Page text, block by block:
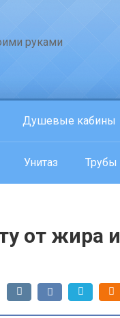
руками
Душевые кабины
Унитаз Трубы
от жира и